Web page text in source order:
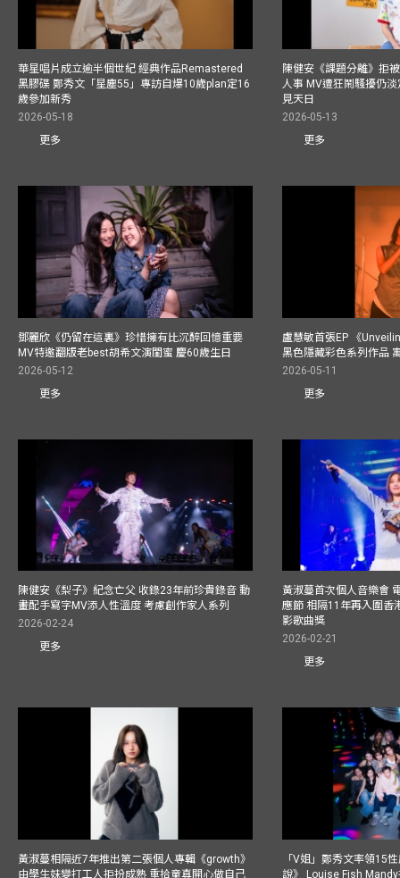
華星唱片成立逾半個世紀 經典作品Remastered
黑膠碟 鄭秀文「星塵55」專訪自爆10歲plan定16
歲參加新秀
2026-05-18
更多
陳健安《課題分離》拒
人事 MV遭狂鬧騷擾仍
見天日
2026-05-13
更多
鄧麗欣《仍留在這裏》珍惜擁有比沉醉回憶重要
MV特邀翻版老best胡希文演閨蜜 慶60歲生日
2026-05-12
更多
盧慧敏首張EP 《
黑色隱藏彩色系列作品
2026-05-11
更多
陳健安《梨子》紀念亡父 收錄23年前珍貴錄音 動
畫配手寫字MV添人性溫度 考慮創作家人系列
2026-02-24
更多
黃淑蔓首次個人音樂會
應節 相隔11年再入圍香
影歌曲獎
2026-02-21
更多
黃淑蔓相隔近7年推出第二張個人專輯《growth》
由學生妹變打工人拒扮成熟 重拾童真開心做自己
「V姐」鄭秀文率領15
說》 Louise Fish